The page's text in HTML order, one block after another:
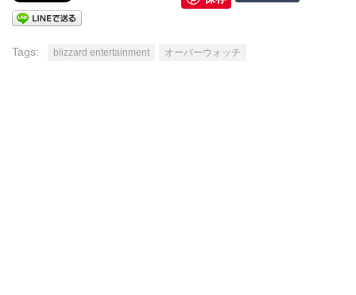
Tags: blizzard entertainment オーバーウォッチ